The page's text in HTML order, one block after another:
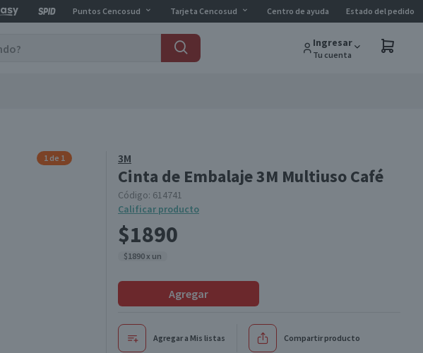
Puntos Cencosud Tarjeta Cencosud Centro de ayuda Estado del pedido
Ingresar
Tu cuenta
3M
Cinta de Embalaje 3M Multiuso Café
Código: 614741
Calificar producto
$1890
$1890 x un
Agregar
Agregar a Mis listas Compartir producto
1 de 1